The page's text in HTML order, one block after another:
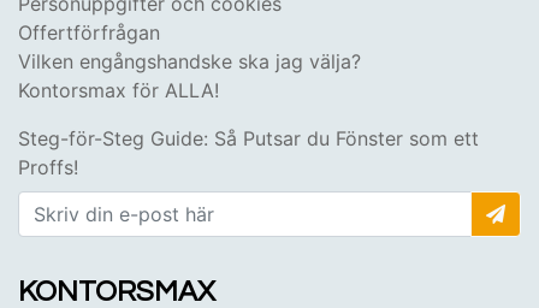
Offertförfrågan
Vilken engångshandske ska jag välja?
Kontorsmax för ALLA!
Steg-för-Steg Guide: Så Putsar du Fönster som ett
Proffs!
KONTORSMAX